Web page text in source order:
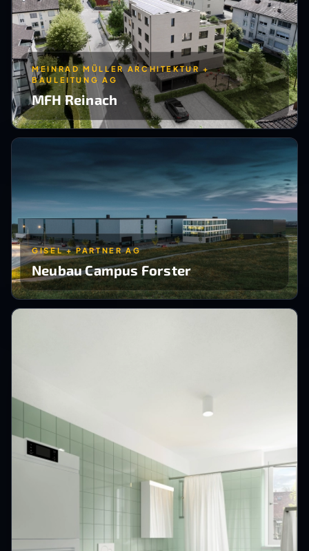
MEINRAD MÜLLER ARCHITEKTUR +
BAULEITUNG AG
MFH Reinach
GISEL + PARTNER AG
Neubau Campus Forster